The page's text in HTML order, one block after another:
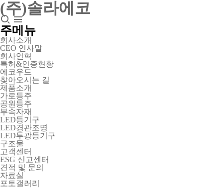
(주)솔라에코
주메뉴
회사소개
CEO 인사말
회사연혁
특허&인증현황
에코우드
찾아오시는 길
제품소개
가로등주
공원등주
부속자재
LED등기구
LED경관조명
LED투광등기구
구조물
고객센터
ESG 신고센터
견적 및 문의
자료실
포토갤러리